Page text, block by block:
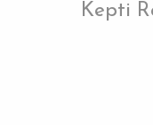
Kepti